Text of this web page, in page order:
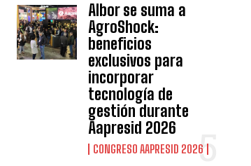
Albor se suma a
AgroShock:
beneficios
exclusivos para
incorporar
tecnología de
gestión durante
Aapresid 2026
CONGRESO AAPRESID 2026